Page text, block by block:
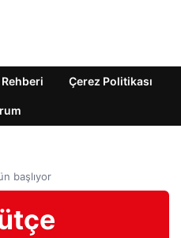
Çerez Politikası
başlıyor